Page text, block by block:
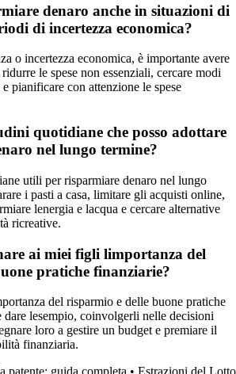
denaro anche in situazioni di
di incertezza economica?
o incertezza economica, è importante avere
le spese non essenziali, cercare modi
pianificare con attenzione le spese
quotidiane che posso adottare
nel lungo termine?
utili per risparmiare denaro nel lungo
i pasti a casa, limitare gli acquisti online,
lenergia e lacqua e cercare alternative
ricreative.
ai miei figli limportanza del
pratiche finanziarie?
del risparmio e delle buone pratiche
dare lesempio, coinvolgerli nelle decisioni
loro a gestire un budget e premiare il
finanziaria.